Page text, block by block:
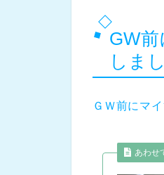
GW
しま
ＧＷ前にマ
あわせ